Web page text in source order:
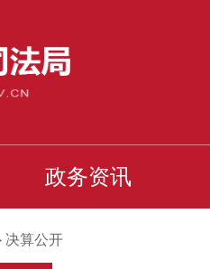
政务资讯
决算公开